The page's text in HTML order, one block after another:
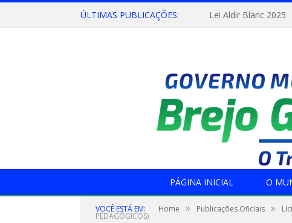
ÚLTIMAS PUBLICAÇÕES: Lei Aldir Blanc 2025
PÁGINA INICIAL O
VOCÊ ESTÁ EM: Home » Publicações Oficiais »
PEDAGÓGICOS)